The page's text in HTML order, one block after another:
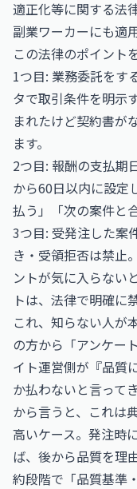
適正化等に関する法
副業ワーカーにも適
この法律のポイント
1つ目: 業務委託をす
タで取引条件を明示
まれたけど契約書が
ます。
2つ目: 報酬の支払期
から60日以内に設定
払う」「次の案件と
3つ目: 受発注した案
き・受領拒否は禁止
ントが気に入らない
トは、法律で明確に
これ、知らない人が
の方から「アンケー
イト運営側が『品質
か払わないと言って
から言うと、これは
高いケース。発注時
ば、後から品質を理
約段階で「品質基準